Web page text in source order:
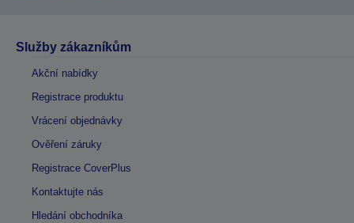
Služby zákazníkům
Akční nabídky
Registrace produktu
Vrácení objednávky
Ověření záruky
Registrace CoverPlus
Kontaktujte nás
Hledání obchodníka